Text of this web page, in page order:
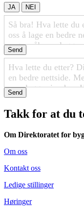
JA NEI
Send
Send
Takk for at du
Om Direktoratet for
Om oss
Kontakt oss
Ledige stillinger
Høringer